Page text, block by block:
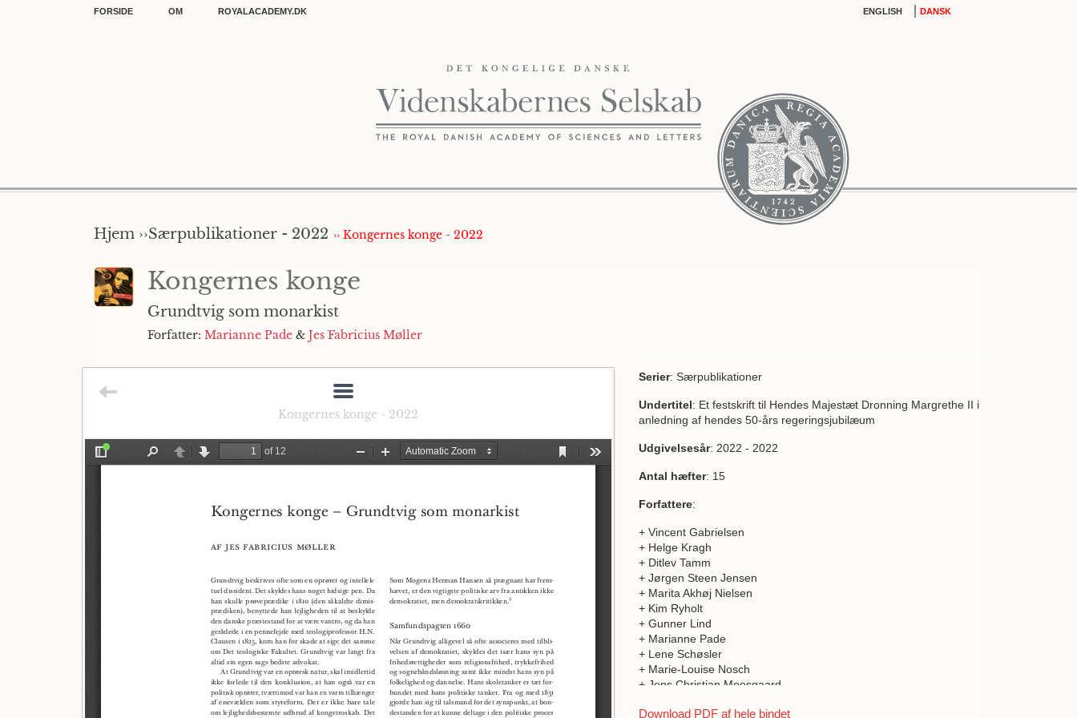
FORSIDE OM ROYALACADEMY.DK ENGLISH DANSK
Hjem ››Særpublikationer - 2022 ›› Kongernes konge - 2022
Kongernes konge
Grundtvig som monarkist
Forfatter: Marianne Pade & Jes Fabricius Møller
Kongernes konge - 2022
Serier: Særpublikationer
Undertitel: Et festskrift til Hendes Majestæt Dronning Margrethe II i
anledning af hendes 50-års regeringsjubilæum
Udgivelsesår: 2022 - 2022
Antal hæfter: 15
Forfattere:
+ Vincent Gabrielsen
+ Helge Kragh
+ Ditlev Tamm
+ Jørgen Steen Jensen
+ Marita Akhøj Nielsen
+ Kim Ryholt
+ Gunner Lind
+ Marianne Pade
+ Lene Schøsler
+ Marie-Louise Nosch
+ Jens Christian Moesgaard
+ Andrej Kokkonen
Download PDF af hele bindet